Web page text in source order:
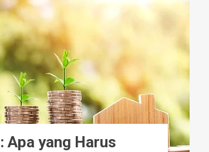
Apa yang Harus